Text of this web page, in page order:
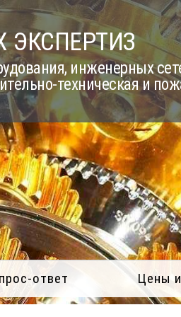
ЭКСПЕРТИЗ
инженерных
техническая и
ответ Цены